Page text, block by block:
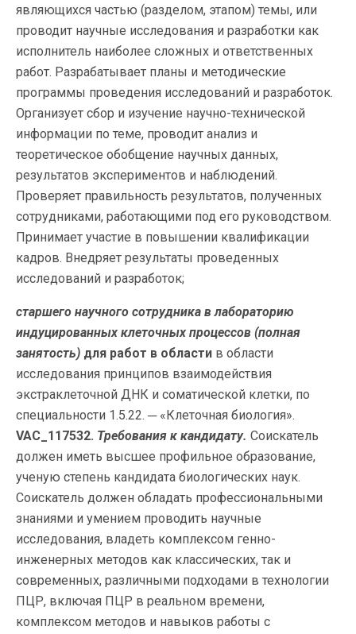
являющихся частью (разделом, этапом) темы, или
проводит научные исследования и разработки как
исполнитель наиболее сложных и ответственных
работ. Разрабатывает планы и методические
программы проведения исследований и разработок.
Организует сбор и изучение научно-технической
информации по теме, проводит анализ и
теоретическое обобщение научных данных,
результатов экспериментов и наблюдений.
Проверяет правильность результатов, полученных
сотрудниками, работающими под его руководством.
Принимает участие в повышении квалификации
кадров. Внедряет результаты проведенных
исследований и разработок;
старшего научного сотрудника в лабораторию
индуцированных клеточных процессов (полная
занятость) для работ в области в области
исследования принципов взаимодействия
экстраклеточной ДНК и соматической клетки, по
специальности 1.5.22. ─ «Клеточная биология».
VAC_117532. Требования к кандидату. Соискатель
должен иметь высшее профильное образование,
ученую степень кандидата биологических наук.
Соискатель должен обладать профессиональными
знаниями и умением проводить научные
исследования, владеть комплексом генно-
инженерных методов как классических, так и
современных, различными подходами в технологии
ПЦР, включая ПЦР в реальном времени,
комплексом методов и навыков работы с